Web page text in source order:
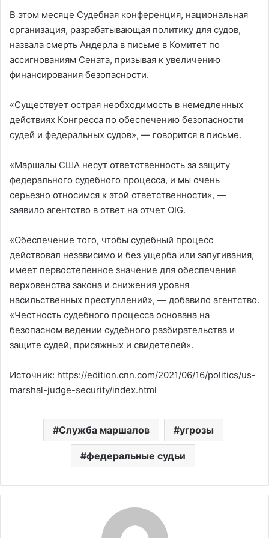
В этом месяце Судебная конференция, национальная
организация, разрабатывающая политику для судов,
назвала смерть Андерла в письме в Комитет по
ассигнованиям Сената, призывая к увеличению
финансирования безопасности.
«Существует острая необходимость в немедленных
действиях Конгресса по обеспечению безопасности
судей и федеральных судов», — говорится в письме.
«Маршалы США несут ответственность за защиту
федерального судебного процесса, и мы очень
серьезно относимся к этой ответственности», —
заявило агентство в ответ на отчет OIG.
«Обеспечение того, чтобы судебный процесс
действовал независимо и без ущерба или запугивания,
имеет первостепенное значение для обеспечения
верховенства закона и снижения уровня
насильственных преступлений», — добавило агентство.
«Честность судебного процесса основана на
безопасном ведении судебного разбирательства и
защите судей, присяжных и свидетелей».
Источник: https://edition.cnn.com/2021/06/16/politics/us-
marshal-judge-security/index.html
Служба маршалов угрозы
федеральные судьи